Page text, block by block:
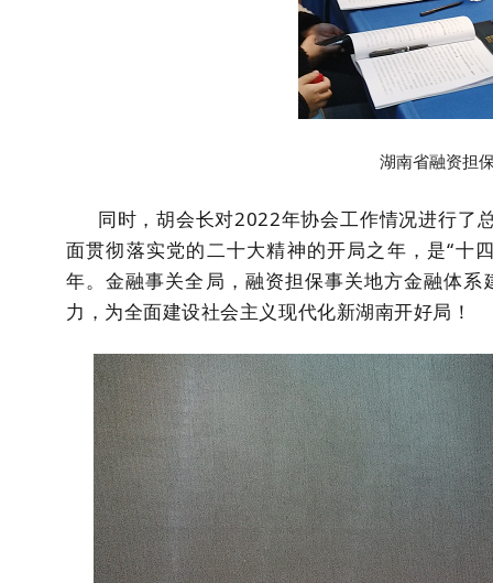
湖南省融资担
同时，胡会长对2022年协会工作情况进行了
面贯彻落实党的二十大精神的开局之年，是“十
年。金融事关全局，融资担保事关地方金融体
力，为全面建设社会主义现代化新湖南开好局！